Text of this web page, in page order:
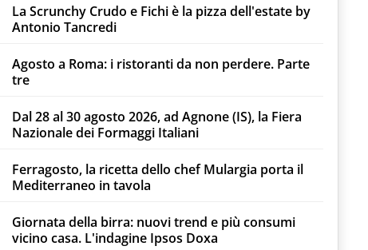
La Scrunchy Crudo e Fichi è la pizza dell'estate by
Antonio Tancredi
Agosto a Roma: i ristoranti da non perdere. Parte
tre
Dal 28 al 30 agosto 2026, ad Agnone (IS), la Fiera
Nazionale dei Formaggi Italiani
Ferragosto, la ricetta dello chef Mulargia porta il
Mediterraneo in tavola
Giornata della birra: nuovi trend e più consumi
vicino casa. L'indagine Ipsos Doxa